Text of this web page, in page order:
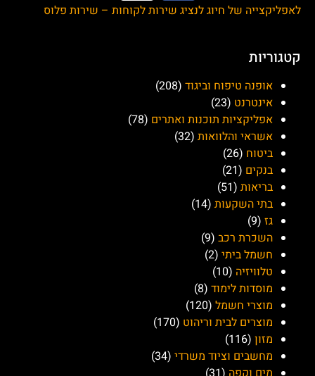
לאפליקצייה של חיוג לנציג שירות לקוחות – שירות פלוס
קטגוריות
אופנה טיפוח וביגוד (208)
אינטרנט (23)
אפליקציות תוכנות ואתרים (78)
אשראי והלוואות (32)
ביטוח (26)
בנקים (21)
בריאות (51)
בתי השקעות (14)
גז (9)
השכרת רכב (9)
חשמל ביתי (2)
טלוויזיה (10)
מוסדות לימוד (8)
מוצרי חשמל (120)
מוצרים לבית וריהוט (170)
מזון (116)
מחשבים וציוד משרדי (34)